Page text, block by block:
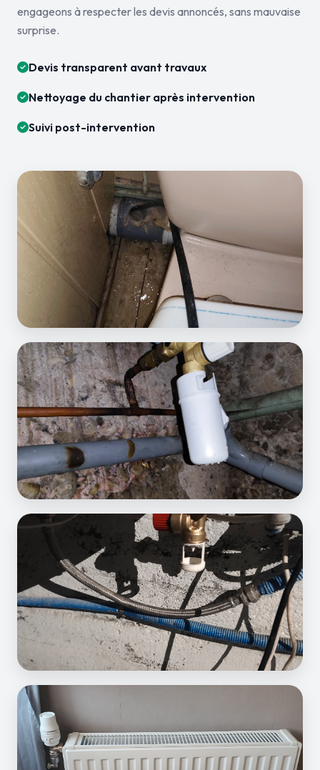
engageons à respecter les devis annoncés, sans mauvaise
surprise.
Devis transparent avant travaux
Nettoyage du chantier après intervention
Suivi post-intervention